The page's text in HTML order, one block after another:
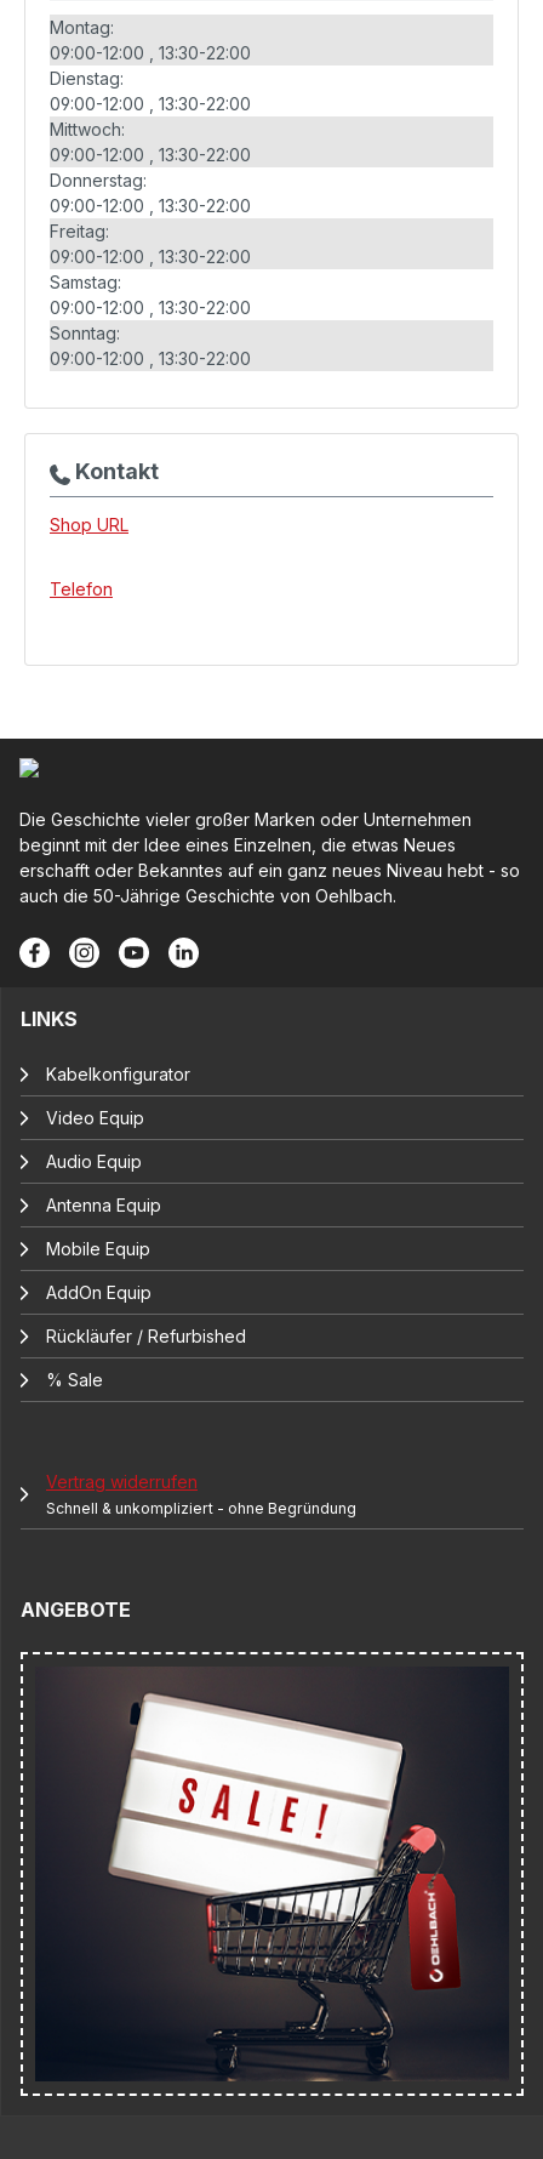
Montag:
09:00-12:00
13:30-22:00
Dienstag:
09:00-12:00
13:30-22:00
Mittwoch:
09:00-12:00
13:30-22:00
Donnerstag:
09:00-12:00
13:30-22:00
Freitag:
09:00-12:00
13:30-22:00
Samstag:
09:00-12:00
13:30-22:00
Sonntag:
09:00-12:00
13:30-22:00
Kontakt
Shop URL
Telefon
Die Geschichte vieler großer Marken oder Unternehmen
beginnt mit der Idee eines Einzelnen, die etwas Neues
erschafft oder Bekanntes auf ein ganz neues Niveau hebt - so
auch die 50-Jährige Geschichte von Oehlbach.
LINKS
Kabelkonfigurator
Video Equip
Audio Equip
Antenna Equip
Mobile Equip
AddOn Equip
Rückläufer / Refurbished
% Sale
Vertrag widerrufen
Schnell & unkompliziert - ohne Begründung
ANGEBOTE